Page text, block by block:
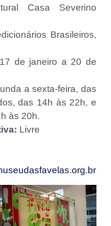
Casa Severino
Brasileiros,
17 de janeiro a 20 de
a sexta-feira, das
das 14h às 22h, e
às 20h.
Livre